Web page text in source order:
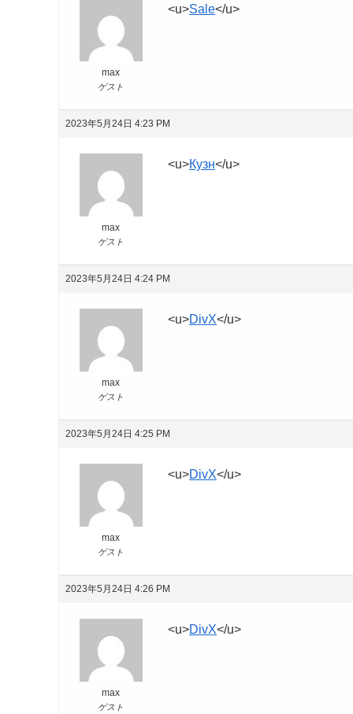
max
ゲスト
<u>Sale</u>
2023年5月24日 4:23 PM
max
ゲスト
<u>Кузн</u>
2023年5月24日 4:24 PM
max
ゲスト
<u>DivX</u>
2023年5月24日 4:25 PM
max
ゲスト
<u>DivX</u>
2023年5月24日 4:26 PM
max
ゲスト
<u>DivX</u>